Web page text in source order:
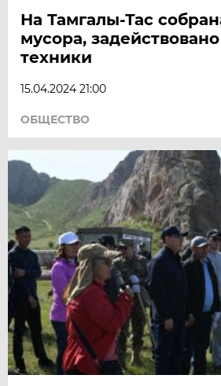
На Тамгалы-Тас
мусора,
техники
15.04.2024 21:00
ОБЩЕСТВО